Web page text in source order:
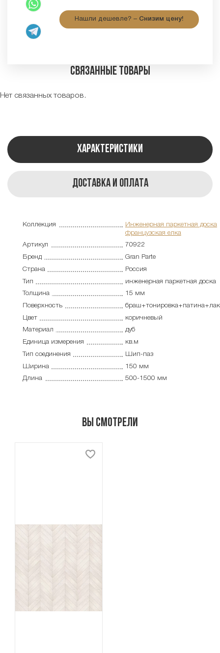
Нашли дешевле? – Снизим цену!
Связанные товары
Нет связанных товаров.
Характеристики
Доставка и оплата
Коллекция
Инженерная паркетная доска
французская елка
Артикул
70922
Бренд
Gran Parte
Страна
Россия
Тип
инженерная паркетная доска
Толщина
15 мм
Поверхность
браш+тонировка+патина+лак
Цвет
коричневый
Материал
дуб
Единица измерения
кв.м
Тип соединения
Шип-паз
Ширина
150 мм
Длина
500-1500 мм
Вы смотрели